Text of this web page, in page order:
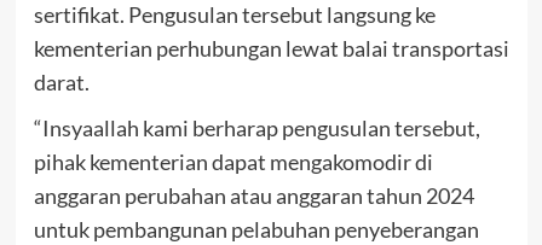
sertifikat. Pengusulan tersebut langsung ke
kementerian perhubungan lewat balai transportasi
darat.
“Insyaallah kami berharap pengusulan tersebut,
pihak kementerian dapat mengakomodir di
anggaran perubahan atau anggaran tahun 2024
untuk pembangunan pelabuhan penyeberangan